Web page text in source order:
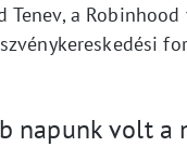
a
napunk volt a